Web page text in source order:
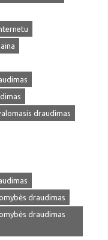
draudimas
draudimas
draudimas